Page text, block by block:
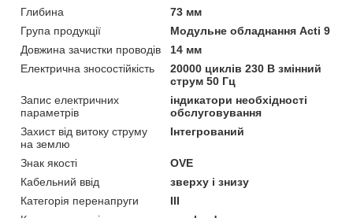
Глибина
73 мм
Група продукції
Модульне обладнання Acti 9
Довжина зачистки проводів
14 мм
Електрична зносостійкість
20000 циклів 230 В змінний
струм 50 Гц
Запис електричних
параметрів
індикатори необхідності
обслуговування
Захист від витоку струму
на землю
Інтегрований
Знак якості
OVE
Кабельний ввід
зверху і знизу
Категорія перенапруги
ІІІ